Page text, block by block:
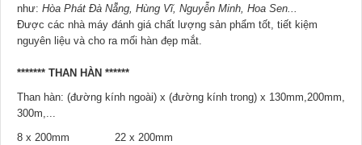
như: Hòa Phát Đà Nẵng, Hùng Vĩ, Nguyễn Minh, Hoa Sen...
Được các nhà máy đánh giá chất lượng sản phẩm tốt, tiết kiệm
nguyên liệu và cho ra mối hàn đẹp mắt.
******* THAN HÀN ******
Than hàn: (đường kính ngoài) x (đường kính trong) x 130mm,200mm,
300m,...
8 x 200mm 22 x 200mm